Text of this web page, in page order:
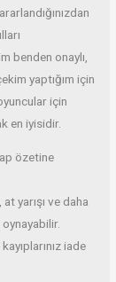
benden onaylı,
yaptığım için
için
en iyisidir.
özetine
yarışı ve daha
iade